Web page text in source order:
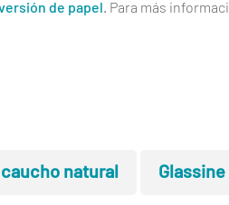
de papel . Para más
natural Glassine